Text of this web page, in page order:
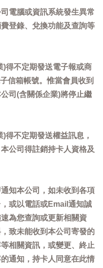
電腦或資訊系統發生異常
登錄、兌換功能及查詢等
)得不定期發送電子報或商
信箱帳號。惟當會員收到
司(含關係企業)將停止繼
得不定期發送權益訊息，
公司得註銷持卡人資格及
知本公司，如未收到各項
或以電話或Email通知誠
為您查詢或更新相關資
致未能收到本公司寄發的
相關資訊，或變更、終止
通知，持卡人同意在此情